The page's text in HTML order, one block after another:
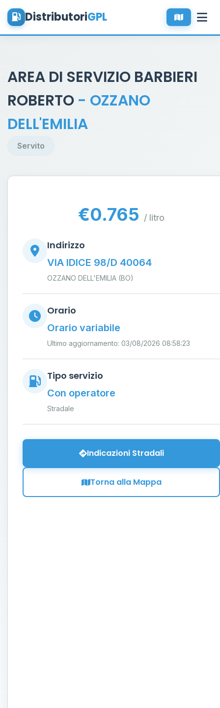
DistributoriGPL
AREA DI SERVIZIO BARBIERI
ROBERTO - OZZANO
DELL'EMILIA
Servito
€0.765 / litro
Indirizzo
VIA IDICE 98/D 40064
OZZANO DELL'EMILIA (BO)
Orario
Orario variabile
Ultimo aggiornamento: 03/08/2026 08:58:23
Tipo servizio
Con operatore
Stradale
Indicazioni Stradali
Torna alla Mappa